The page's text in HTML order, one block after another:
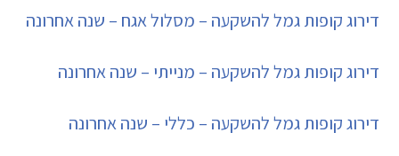
דירוג קופות גמל להשקעה – מסלול אגח – שנה אחרונה
דירוג קופות גמל להשקעה – מנייתי – שנה אחרונה
דירוג קופות גמל להשקעה – כללי – שנה אחרונה